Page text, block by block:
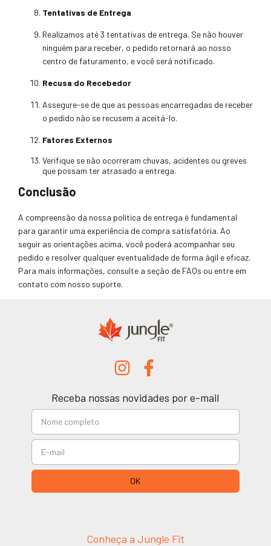
Tentativas de Entrega
Realizamos até 3 tentativas de entrega. Se não houver
ninguém para receber, o pedido retornará ao nosso
centro de faturamento, e você será notificado.
Recusa do Recebedor
Assegure-se de que as pessoas encarregadas de receber
o pedido não se recusem a aceitá-lo.
Fatores Externos
Verifique se não ocorreram chuvas, acidentes ou greves
que possam ter atrasado a entrega.
Conclusão
A compreensão da nossa política de entrega é fundamental
para garantir uma experiência de compra satisfatória. Ao
seguir as orientações acima, você poderá acompanhar seu
pedido e resolver qualquer eventualidade de forma ágil e eficaz.
Para mais informações, consulte a seção de FAQs ou entre em
contato com nosso suporte.
Receba nossas novidades por e-mail
Conheça a Jungle Fit